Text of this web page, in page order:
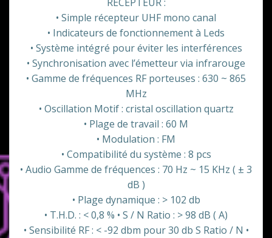
• Simple récepteur UHF mono canal
• Indicateurs de fonctionnement à Leds
• Système intégré pour éviter les interférences
• Synchronisation avec l’émetteur via infrarouge
• Gamme de fréquences RF porteuses : 630 ~ 865
MHz
• Oscillation Motif : cristal oscillation quartz
• Plage de travail : 60 M
• Modulation : FM
• Compatibilité du système : 8 pcs
• Audio Gamme de fréquences : 70 Hz ~ 15 KHz ( ± 3
dB )
• Plage dynamique : > 102 db
• T.H.D. : < 0,8 % • S / N Ratio : > 98 dB ( A)
• Sensibilité RF : < -92 dbm pour 30 db S Ratio / N •